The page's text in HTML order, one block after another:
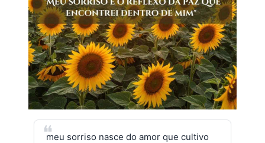
meu sorriso nasce do amor que cultivo